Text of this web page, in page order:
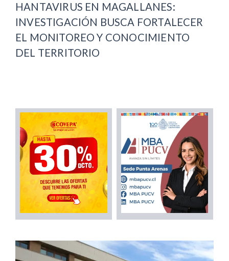
HANTAVIRUS EN MAGALLANES:
INVESTIGACIÓN BUSCA FORTALECER
EL MONITOREO Y CONOCIMIENTO
DEL TERRITORIO